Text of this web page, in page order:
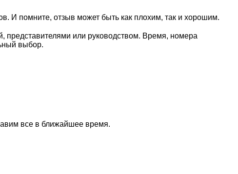
И помните, отзыв может быть как плохим, так и хорошим.
представителями или руководством. Время, номера
выбор.
все в ближайшее время.